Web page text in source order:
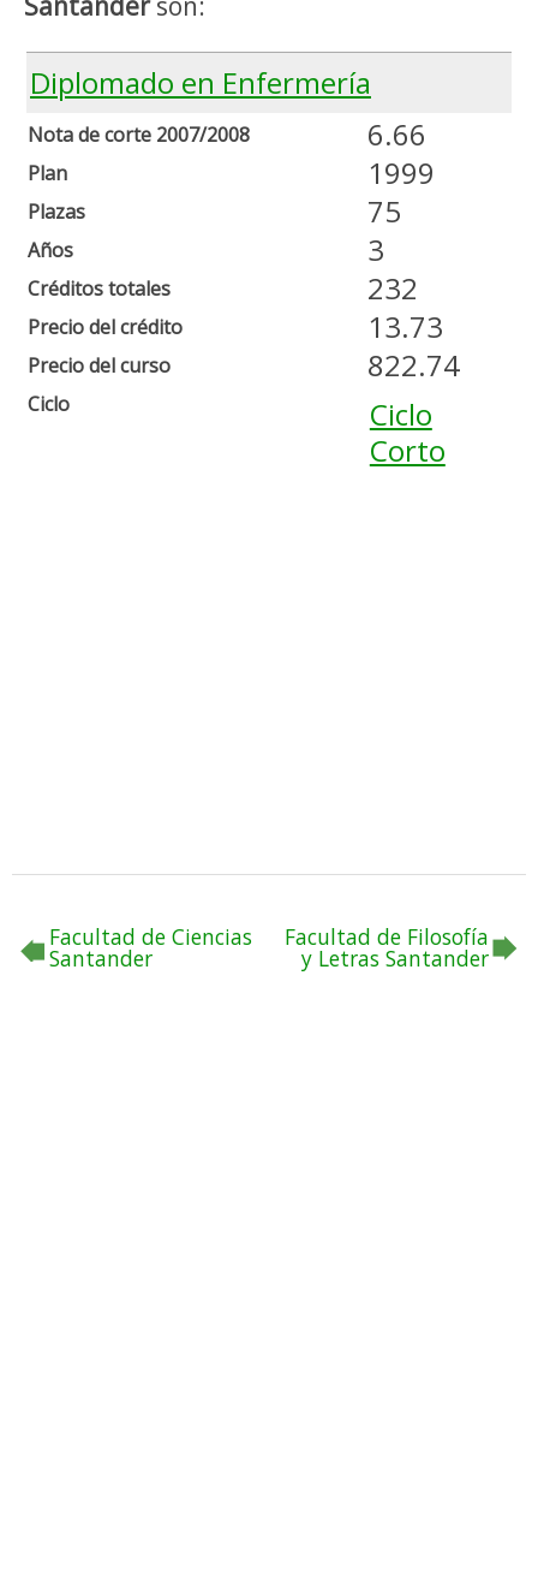
Diplomado en Enfermería
Nota de corte 2007/2008
Plan
Plazas
Años
Créditos totales
Precio del crédito
Precio del curso
Ciclo
6.66
1999
75
3
232
13.73
822.74
Ciclo
Corto
Facultad de Ciencias
Santander
Facultad de Filosofía
y Letras Santander